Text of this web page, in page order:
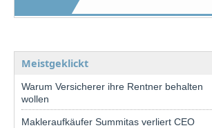
Meistgeklickt
Warum Versicherer ihre Rentner behalten
wollen
Makleraufkäufer Summitas verliert CEO